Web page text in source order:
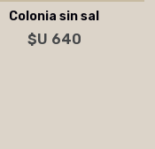
Colonia sin sal
$U 640